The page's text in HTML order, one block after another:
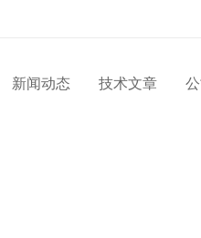
新闻动态 技术文章